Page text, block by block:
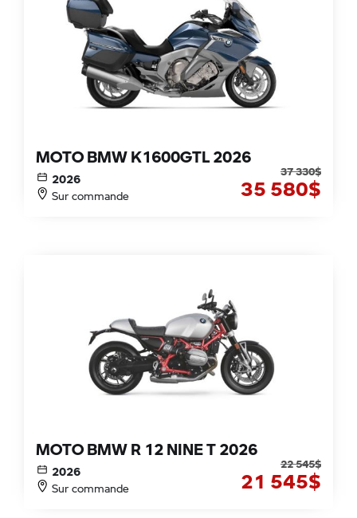
MOTO BMW K1600GTL 2026
2026
Sur commande
37 330$
35 580$
MOTO BMW R 12 NINE T 2026
2026
Sur commande
22 545$
21 545$